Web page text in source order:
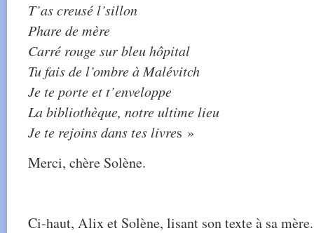
T’as creusé l’sillon
Phare de mère
Carré rouge sur bleu hôpital
Tu fais de l’ombre à Malévitch
Je te porte et t’enveloppe
La bibliothèque, notre ultime lieu
Je te rejoins dans tes livres »
Merci, chère Solène.
Ci-haut, Alix et Solène, lisant son texte à sa mère.